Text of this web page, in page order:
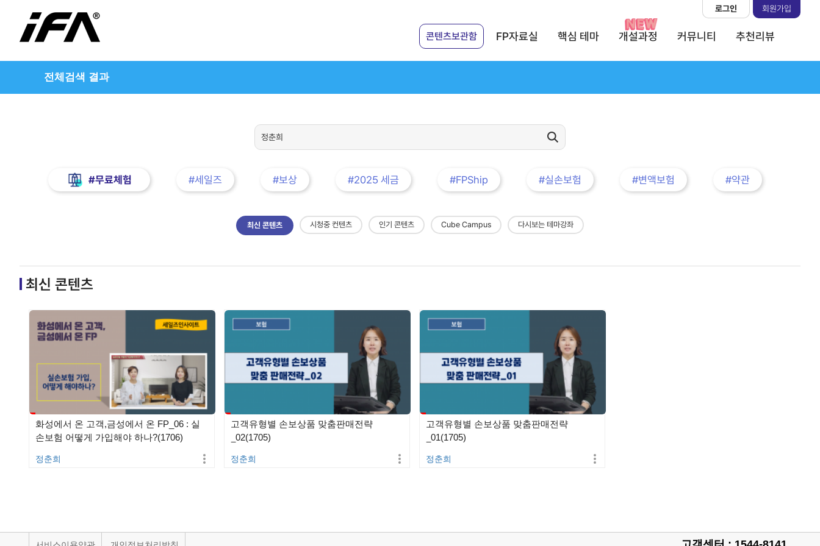
콘텐츠보관함 FP자료실 핵심 테마 개설과정 커뮤니티 추천리뷰
로그인 회원가입
전체검색 결과
#무료체험 #세일즈 #보상 #2025 세금 #FPShip #실손보험 #변액보험 #약관
최신 콘텐츠 시청중 컨텐츠 인기 콘텐츠 Cube Campus 다시보는 테마강좌
최신 콘텐츠
화성에서 온 고객,금성에서 온 FP_06 : 실
손보험 어떻게 가입해야 하나?(1706)
정춘희
고객유형별 손보상품 맞춤판매전략
_02(1705)
정춘희
고객유형별 손보상품 맞춤판매전략
_01(1705)
정춘희